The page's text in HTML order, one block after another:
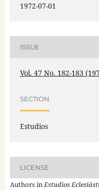
1972-07-01
ISSUE
Vol. 47 No. 182-183
SECTION
Estudios
LICENSE
Authors inEstudios